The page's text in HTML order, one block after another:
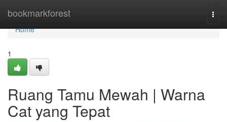
bookmarkforest
Home
Home
1
Ruang Tamu Mewah | Warna
Cat yang Tepat